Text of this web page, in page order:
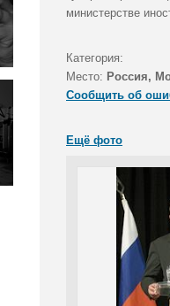
министерстве
Категория:
Место: Россия,
Сообщить об
Ещё фото